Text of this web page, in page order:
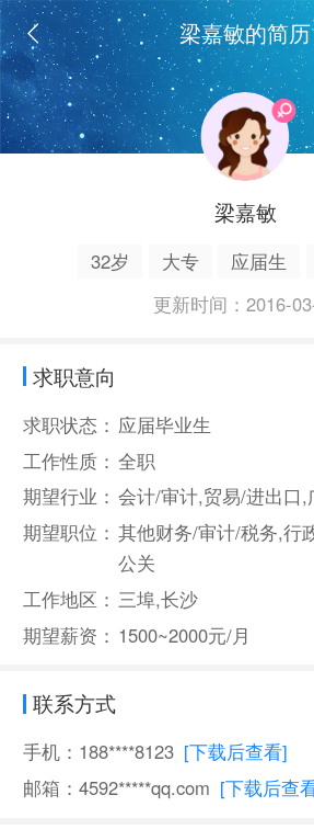
梁嘉敏的简历
梁嘉敏
32岁 大专 应届生
更新时间：2016-
求职意向
求职状态： 应届毕业生
工作性质： 全职
期望行业： 会计/审计,贸易/进出口,
期望职位： 其他财务/审计/税务,行
公关
工作地区： 三埠,长沙
期望薪资： 1500~2000元/月
联系方式
手机：188****8123 [下载后查看]
邮箱：4592*****qq.com [下载后查